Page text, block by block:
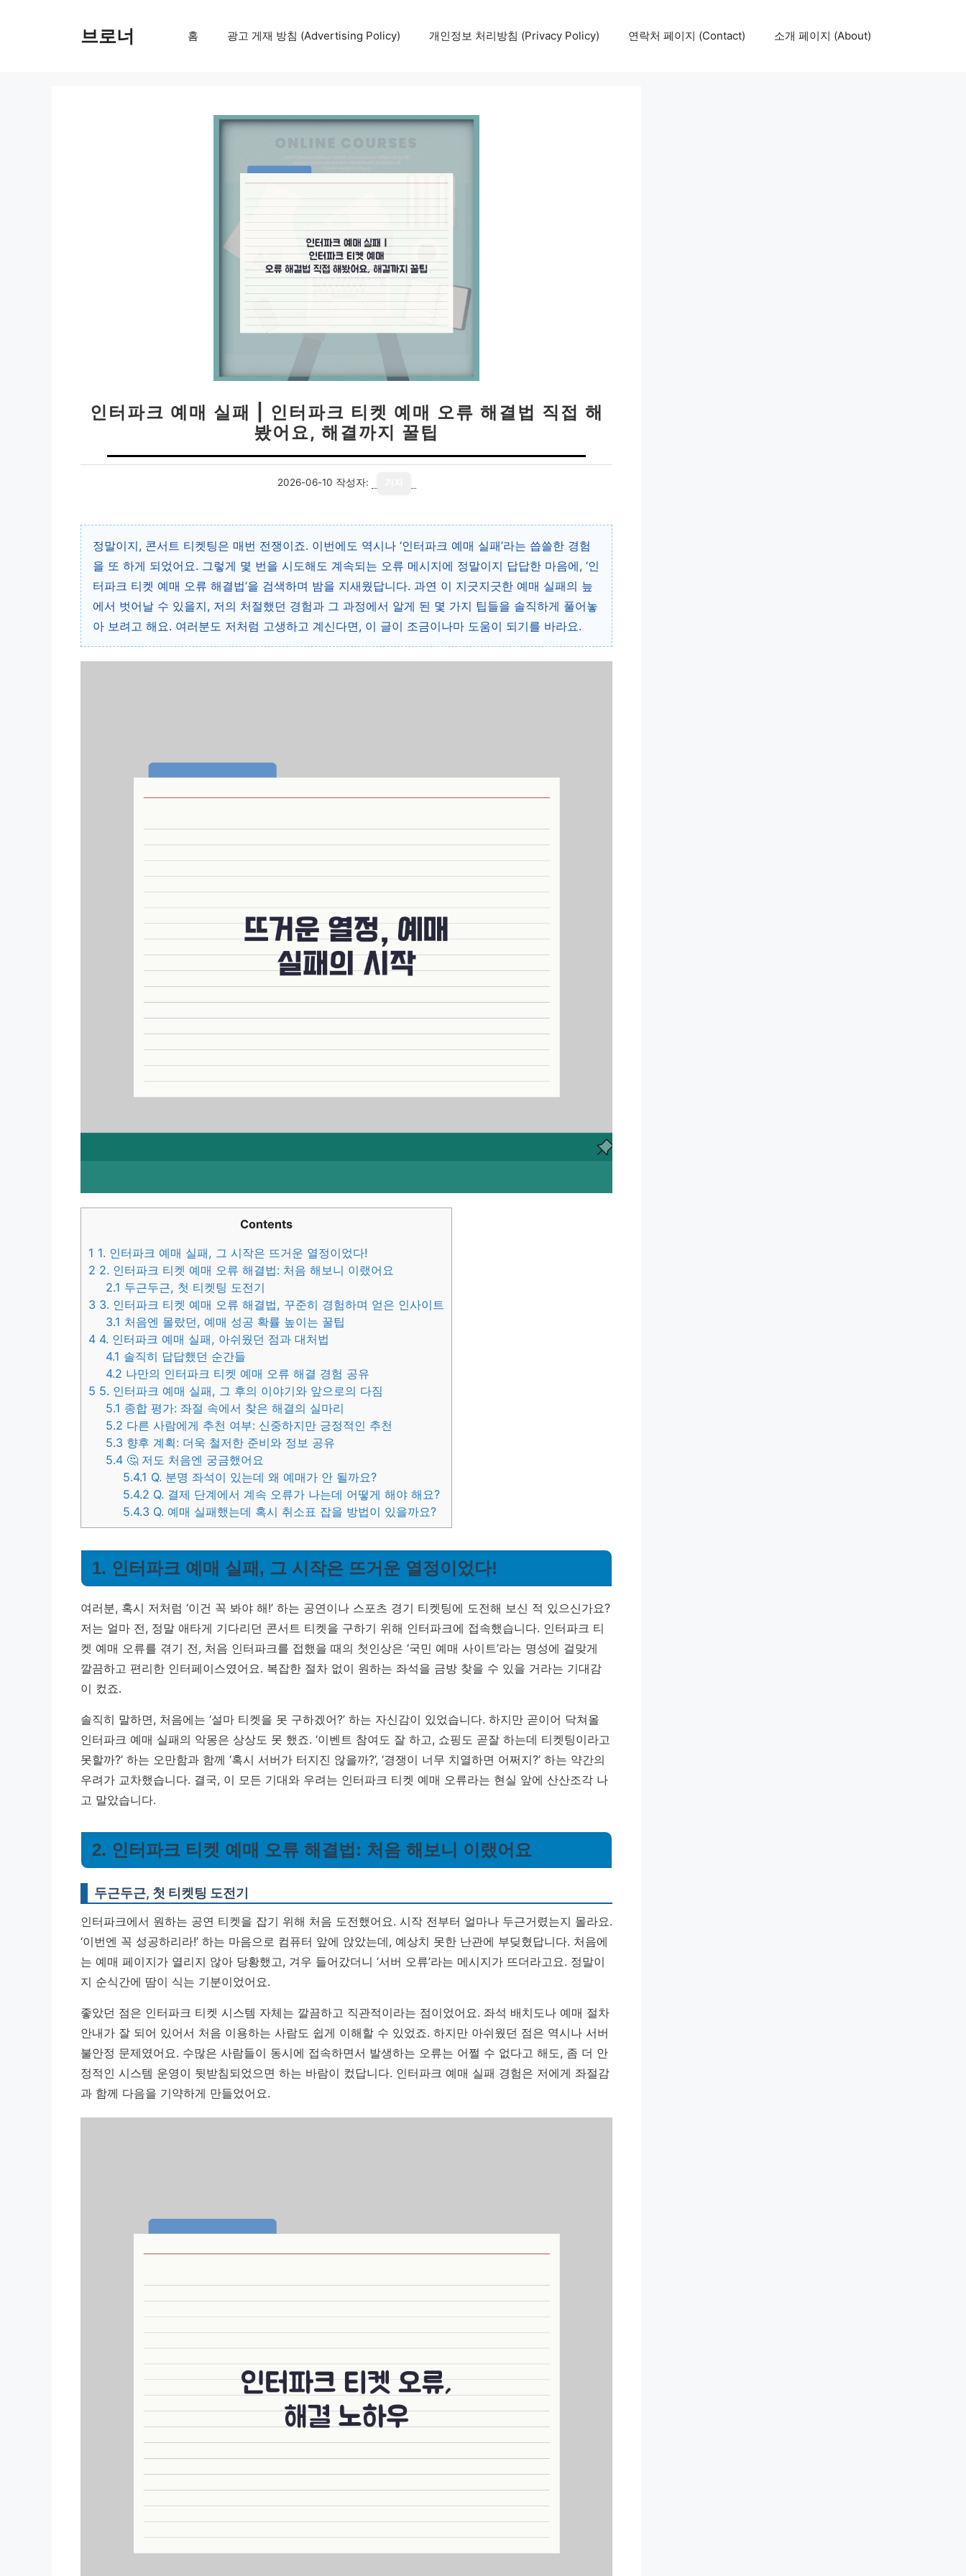
브로너 홈 광고 게재 방침 (Advertising Policy) 개인정보 처리방침 (Privacy Policy) 연락처 페이지 (Contact) 소개 페이지 (About)
인터파크 예매 실패 | 인터파크 티켓 예매 오류 해결법 직접 해
봤어요, 해결까지 꿀팁
2026-06-10 작성자:
정말이지, 콘서트 티켓팅은 매번 전쟁이죠. 이번에도 역시나 ‘인터파크 예매 실패’라는 씁쓸한 경험
을 또 하게 되었어요. 그렇게 몇 번을 시도해도 계속되는 오류 메시지에 정말이지 답답한 마음에, ‘인
터파크 티켓 예매 오류 해결법’을 검색하며 밤을 지새웠답니다. 과연 이 지긋지긋한 예매 실패의 늪
에서 벗어날 수 있을지, 저의 처절했던 경험과 그 과정에서 알게 된 몇 가지 팁들을 솔직하게 풀어놓
아 보려고 해요. 여러분도 저처럼 고생하고 계신다면, 이 글이 조금이나마 도움이 되기를 바라요.
Contents
1 1. 인터파크 예매 실패, 그 시작은 뜨거운 열정이었다!
2 2. 인터파크 티켓 예매 오류 해결법: 처음 해보니 이랬어요
2.1 두근두근, 첫 티켓팅 도전기
3 3. 인터파크 티켓 예매 오류 해결법, 꾸준히 경험하며 얻은 인사이트
3.1 처음엔 몰랐던, 예매 성공 확률 높이는 꿀팁
4 4. 인터파크 예매 실패, 아쉬웠던 점과 대처법
4.1 솔직히 답답했던 순간들
4.2 나만의 인터파크 티켓 예매 오류 해결 경험 공유
5 5. 인터파크 예매 실패, 그 후의 이야기와 앞으로의 다짐
5.1 종합 평가: 좌절 속에서 찾은 해결의 실마리
5.2 다른 사람에게 추천 여부: 신중하지만 긍정적인 추천
5.3 향후 계획: 더욱 철저한 준비와 정보 공유
5.4 🤔 저도 처음엔 궁금했어요
5.4.1 Q. 분명 좌석이 있는데 왜 예매가 안 될까요?
5.4.2 Q. 결제 단계에서 계속 오류가 나는데 어떻게 해야 해요?
5.4.3 Q. 예매 실패했는데 혹시 취소표 잡을 방법이 있을까요?
1. 인터파크 예매 실패, 그 시작은 뜨거운 열정이었다!
여러분, 혹시 저처럼 ‘이건 꼭 봐야 해!’ 하는 공연이나 스포츠 경기 티켓팅에 도전해 보신 적 있으신가요?
저는 얼마 전, 정말 애타게 기다리던 콘서트 티켓을 구하기 위해 인터파크에 접속했습니다. 인터파크 티
켓 예매 오류를 겪기 전, 처음 인터파크를 접했을 때의 첫인상은 ‘국민 예매 사이트’라는 명성에 걸맞게
깔끔하고 편리한 인터페이스였어요. 복잡한 절차 없이 원하는 좌석을 금방 찾을 수 있을 거라는 기대감
이 컸죠.
솔직히 말하면, 처음에는 ‘설마 티켓을 못 구하겠어?’ 하는 자신감이 있었습니다. 하지만 곧이어 닥쳐올
인터파크 예매 실패의 악몽은 상상도 못 했죠. ‘이벤트 참여도 잘 하고, 쇼핑도 곧잘 하는데 티켓팅이라고
못할까?’ 하는 오만함과 함께 ‘혹시 서버가 터지진 않을까?’, ‘경쟁이 너무 치열하면 어쩌지?’ 하는 약간의
우려가 교차했습니다. 결국, 이 모든 기대와 우려는 인터파크 티켓 예매 오류라는 현실 앞에 산산조각 나
고 말았습니다.
2. 인터파크 티켓 예매 오류 해결법: 처음 해보니 이랬어요
두근두근, 첫 티켓팅 도전기
인터파크에서 원하는 공연 티켓을 잡기 위해 처음 도전했어요. 시작 전부터 얼마나 두근거렸는지 몰라요.
‘이번엔 꼭 성공하리라!’ 하는 마음으로 컴퓨터 앞에 앉았는데, 예상치 못한 난관에 부딪혔답니다. 처음에
는 예매 페이지가 열리지 않아 당황했고, 겨우 들어갔더니 ‘서버 오류’라는 메시지가 뜨더라고요. 정말이
지 순식간에 땀이 식는 기분이었어요.
좋았던 점은 인터파크 티켓 시스템 자체는 깔끔하고 직관적이라는 점이었어요. 좌석 배치도나 예매 절차
안내가 잘 되어 있어서 처음 이용하는 사람도 쉽게 이해할 수 있었죠. 하지만 아쉬웠던 점은 역시나 서버
불안정 문제였어요. 수많은 사람들이 동시에 접속하면서 발생하는 오류는 어쩔 수 없다고 해도, 좀 더 안
정적인 시스템 운영이 뒷받침되었으면 하는 바람이 컸답니다. 인터파크 예매 실패 경험은 저에게 좌절감
과 함께 다음을 기약하게 만들었어요.